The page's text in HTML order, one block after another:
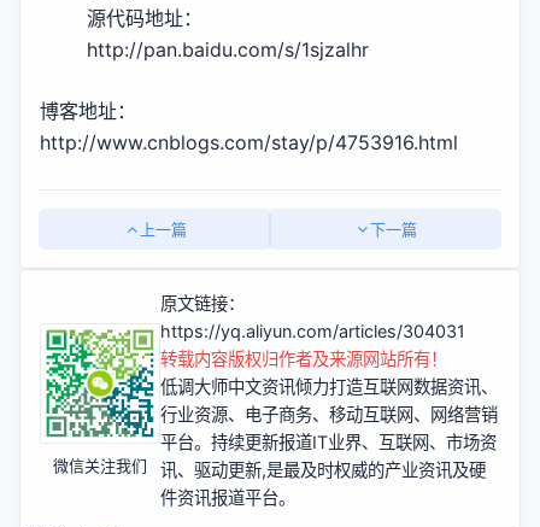
源代码地址：
http://pan.baidu.com/s/1sjzalhr
博客地址：
http://www.cnblogs.com/stay/p/4753916.html
上一篇 下一篇
微信关注我们
原文链接：
https://yq.aliyun.com/articles/304031
转载内容版权归作者及来源网站所有！
低调大师中文资讯倾力打造互联网数据资讯、
行业资源、电子商务、移动互联网、网络营销
平台。持续更新报道IT业界、互联网、市场资
讯、驱动更新,是最及时权威的产业资讯及硬
件资讯报道平台。